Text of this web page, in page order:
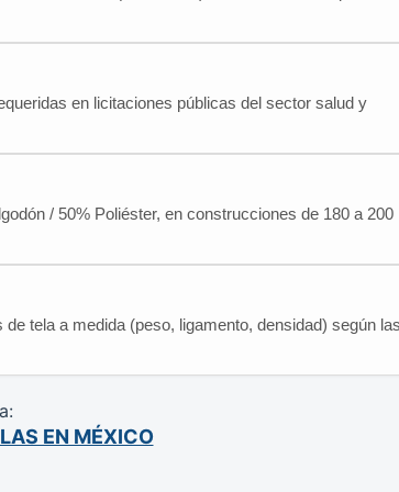
en licitaciones públicas del sector salud y
/ 50% Poliéster, en construcciones de 180 a 200
tela a medida (peso, ligamento, densidad) según
EN MÉXICO